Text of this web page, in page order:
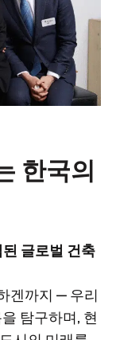
한국의
글로벌 건축
겐까지 — 우리
탐구하며, 현